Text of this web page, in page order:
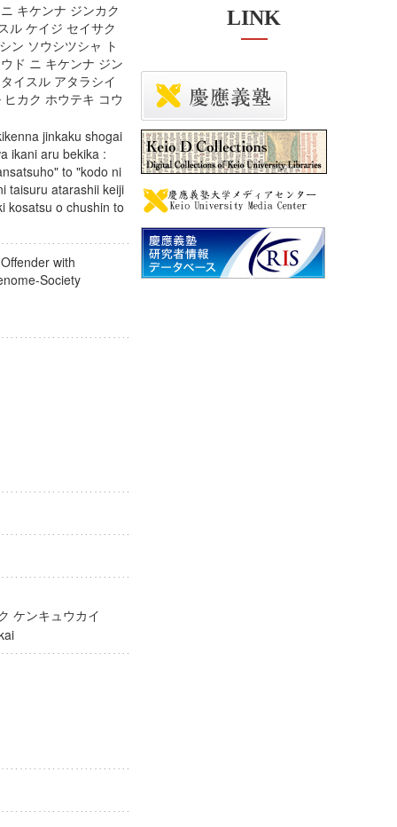
キケンナ ジンカク
ル ケイジ セイサク
ン ソウシツシャ ト
ド ニ キケンナ ジン
イスル アタラシイ
カク ホウテキ コウ
jinkaku shogai
ikani aru bekika :
to "kodo ni
taisuru atarashii keiji
kosatsu o chushin to
with
Society
ケンキュウカイ
LINK